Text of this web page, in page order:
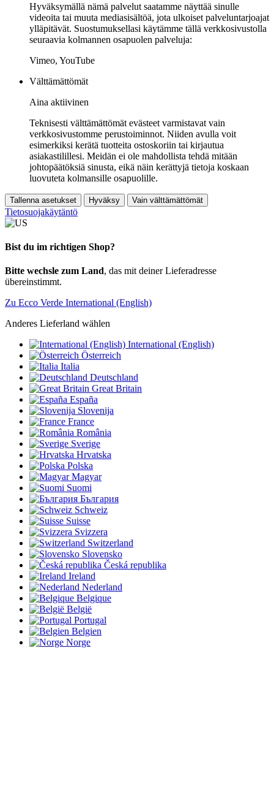
Hyväksymällä nämä palvelut saatamme näyttää sinulle
videoita tai muuta mediasisältöä, jota ulkoiset palveluntarjoajat
ylläpitävät. Suostumuksellasi käytämme tällä verkkosivustolla
seuraavia kolmannen osapuolen palveluja:
Vimeo, YouTube
Välttämättömät
Aina aktiivinen
Teknisesti välttämättömät evästeet varmistavat vain
verkkosivustomme perustoiminnot. Niiden avulla voit
esimerkiksi kerätä tuotteita ostoskoriin tai kirjautua
asiakastilillesi. Meidän ei ole mahdollista tehdä mitään
johtopäätöksiä sinusta, eikä näin kerättyjä tietoja koskaan
luovuteta kolmansille osapuolille.
Tallenna asetukset Hyväksy Vain välttämättömät
Tietosuojakäytäntö
Bist du im richtigen Shop?
Bitte wechsle zum Land, das mit deiner Lieferadresse
übereinstimmt.
Zu Ecco Verde International (English)
Anderes Lieferland wählen
International (English)
Österreich
Italia
Deutschland
Great Britain
España
Slovenija
France
România
Sverige
Hrvatska
Polska
Magyar
Suomi
България
Schweiz
Suisse
Svizzera
Switzerland
Slovensko
Česká republika
Ireland
Nederland
Belgique
België
Portugal
Belgien
Norge